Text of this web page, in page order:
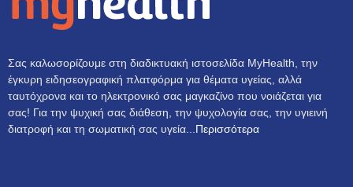
Σας καλωσορίζουμε στη διαδικτυακή ιστοσελίδα MyHealth, την
έγκυρη ειδησεογραφική πλατφόρμα για θέματα υγείας, αλλά
ταυτόχρονα και το ηλεκτρονικό σας μαγκαζίνο που νοιάζεται για
σας! Για την ψυχική σας διάθεση, την ψυχολογία σας, την υγιεινή
διατροφή και τη σωματική σας υγεία... Περισσότερα